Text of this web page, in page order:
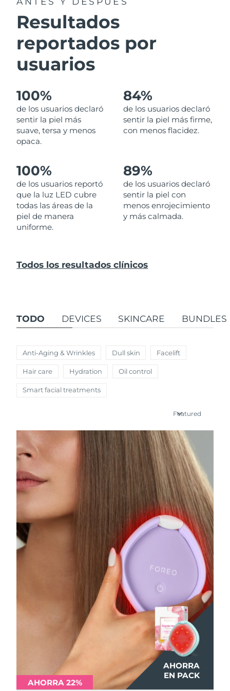
Resultados
reportados por
usuarios
100%
de los usuarios declaró
sentir la piel más
suave, tersa y menos
opaca.
84%
de los usuarios declaró
sentir la piel más firme,
con menos flacidez.
100%
de los usuarios reportó
que la luz LED cubre
todas las áreas de la
piel de manera
uniforme.
89%
de los usuarios declaró
sentir la piel con
menos enrojecimiento
y más calmada.
Todos los resultados clínicos
TODO DEVICES SKINCARE BUNDLES
Anti-Aging & Wrinkles Dull skin Facelift
Hair care Hydration Oil control
Smart facial treatments
Featured
AHORRA
EN PACK
AHORRA 22%
AHORRA
EN PACK
AHORRA 22%
AHORRA
EN PACK
AHORRA 22%
Turquía
Emiratos Árabes
Unidos
Entrega prevista
Estados Unidos Entrega prevista
Uzbekistán Entrega prevista 8/13/26